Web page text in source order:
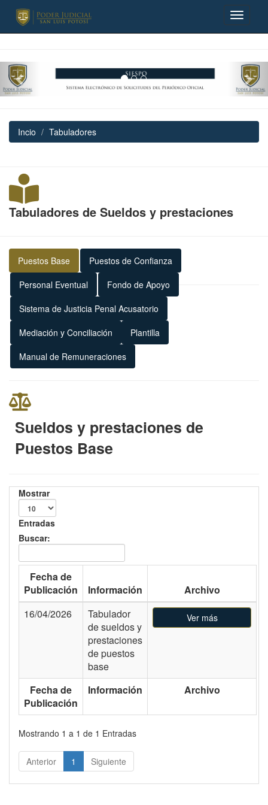
Previous
Incio Tabuladores
Tabuladores de Sueldos y prestaciones
Puestos Base
Puestos de Confianza
Personal Eventual
Fondo de Apoyo
Sistema de Justicia Penal Acusatorio
Mediación y Conciliación
Plantilla
Manual de Remuneraciones
Sueldos y prestaciones de
Puestos Base
Mostrar
Entradas
Buscar:
Fecha de
Publicación
Información
Archivo
16/04/2026
Tabulador
de sueldos y
prestaciones
de puestos
base
Ver más
Fecha de
Publicación
Información Archivo
Mostrando 1 a 1 de 1 Entradas
Anterior 1 Siguiente